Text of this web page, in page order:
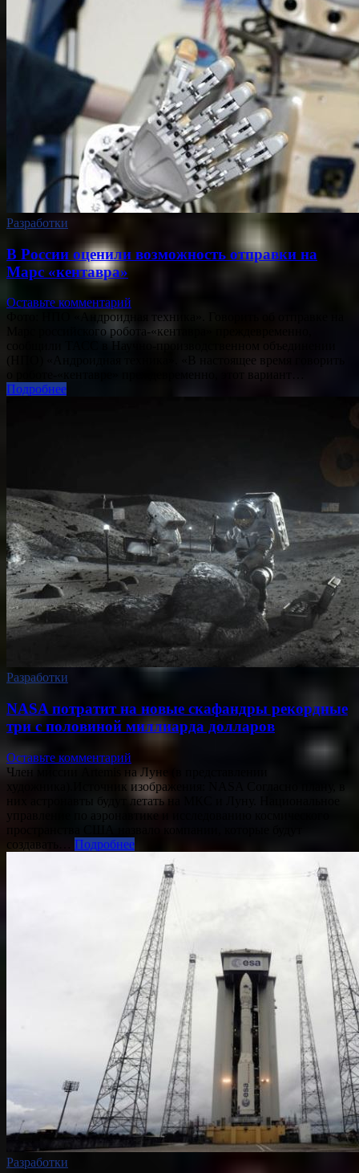
Разработки
В России оценили возможность отправки на
Марс «кентавра»
Оставьте комментарий
Фото: НПО «Андроидная техника». Говорить об отправке на
Марс российского робота-«кентавра» преждевременно,
сообщили ТАСС в Научно-производственном объединении
(НПО) «Андроидная техника». «В настоящее время говорить
о роботе-«кентавре» преждевременно, этот вариант…
Подробнее
Разработки
NASA потратит на новые скафандры рекордные
три с половиной миллиарда долларов
Оставьте комментарий
Член миссии Artemis на Луне (в представлении
художника).Источник изображения: NASA Согласно плану, в
них астронавты будут летать на МКС и Луну. Национальное
управление по аэронавтике и исследованию космического
создавать… Подробнее
Разработки